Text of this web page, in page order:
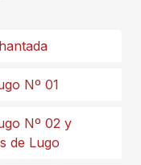
Nº 01
Nº 02 y
de Lugo